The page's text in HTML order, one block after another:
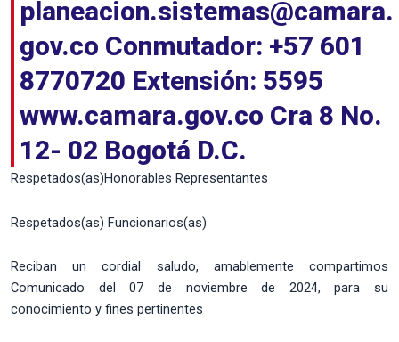
planeacion.sistemas@camara.
gov.co Conmutador: +57 601
8770720 Extensión: 5595
www.camara.gov.co Cra 8 No.
12- 02 Bogotá D.C.
Respetados(as)Honorables Representantes
Respetados(as) Funcionarios(as)
Reciban un cordial saludo, amablemente compartimos
Comunicado del 07 de noviembre de 2024, para su
conocimiento y fines pertinentes